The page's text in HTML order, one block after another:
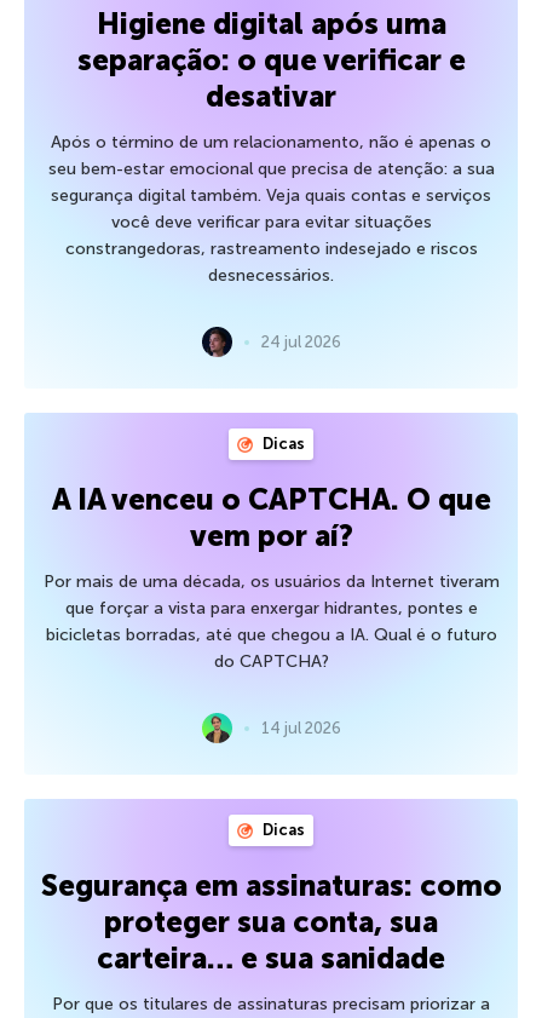
Higiene digital após uma
separação: o que verificar e
desativar
Após o término de um relacionamento, não é apenas o
seu bem-estar emocional que precisa de atenção: a sua
segurança digital também. Veja quais contas e serviços
você deve verificar para evitar situações
constrangedoras, rastreamento indesejado e riscos
desnecessários.
24 jul 2026
Dicas
A IA venceu o CAPTCHA. O que
vem por aí?
Por mais de uma década, os usuários da Internet tiveram
que forçar a vista para enxergar hidrantes, pontes e
bicicletas borradas, até que chegou a IA. Qual é o futuro
do CAPTCHA?
14 jul 2026
Dicas
Segurança em assinaturas: como
proteger sua conta, sua
carteira… e sua sanidade
Por que os titulares de assinaturas precisam priorizar a